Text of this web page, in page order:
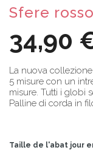
Sfere rosso
34,90
La nuova
5 misure con un
misure. Tutti i globi
Palline di corda in
Taille de l'abat jour